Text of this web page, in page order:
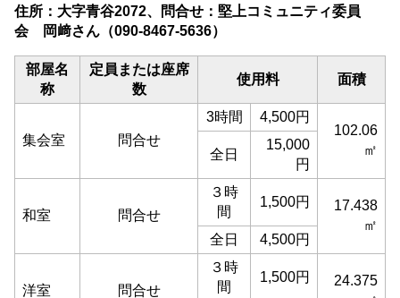
住所：大字青谷2072、問合せ：堅上コミュニティ委員
会 岡﨑さん（090-8467-5636）
部屋名
称
定員または座席
数
使用料 面積
集会室 問合せ
3時間
4,500円
102.06
㎡
全日
15,000
円
和室 問合せ
３時
間
1,500円
17.438
㎡
全日
4,500円
洋室 問合せ
３時
間
1,500円
24.375